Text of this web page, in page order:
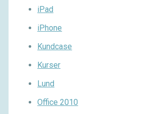
iPad
iPhone
Kundcase
Kurser
Lund
Office 2010